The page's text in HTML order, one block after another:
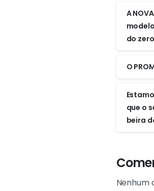
A
do zero
O
que o
beira
Nenhum